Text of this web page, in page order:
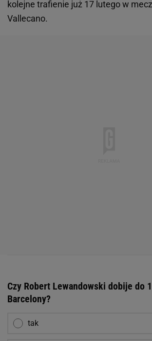
kolejne trafienie już 17 lutego w
Vallecano.
Czy Robert Lewandowski dobije do
Barcelony?
tak